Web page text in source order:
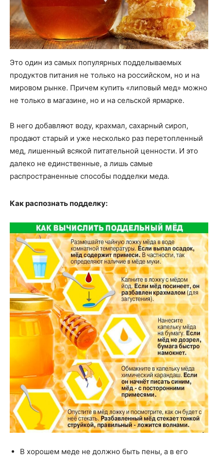
Это один из самых популярных подделываемых
продуктов питания не только на российском, но и на
мировом рынке. Причем купить «липовый мед» можно
не только в магазине, но и на сельской ярмарке.
В него добавляют воду, крахмал, сахарный сироп,
продают старый и уже несколько раз перетопленный
мед, лишенный всякой питательной ценности. И это
далеко не единственные, а лишь самые
распространенные способы подделки меда.
Как распознать подделку:
В хорошем меде не должно быть пены, а в его